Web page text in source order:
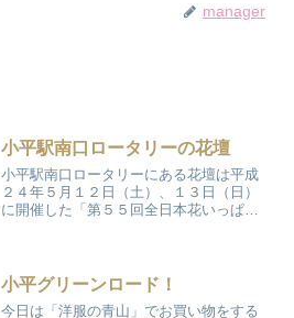
manager
小平駅南口ロータリーの花壇
小平駅南口ロータリーにある花壇は平成
２４年５月１２日（土）、１３日（日）
に開催した「第５５回全日本花いっぱい
回の花植えが行われており、色...
小平グリーンロード！
今日は「洋服の青山」でお買い物をする